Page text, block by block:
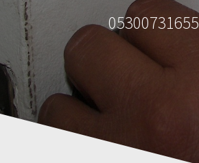
05300731655